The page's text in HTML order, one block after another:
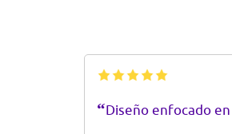
“Diseño enfocado